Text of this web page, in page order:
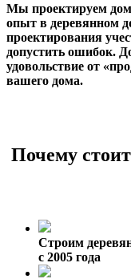
Мы проектируем
опыт в деревянном
проектирования
допустить ошибок.
удовольствие от
вашего дома.
Почему
Строим
с 2005 года